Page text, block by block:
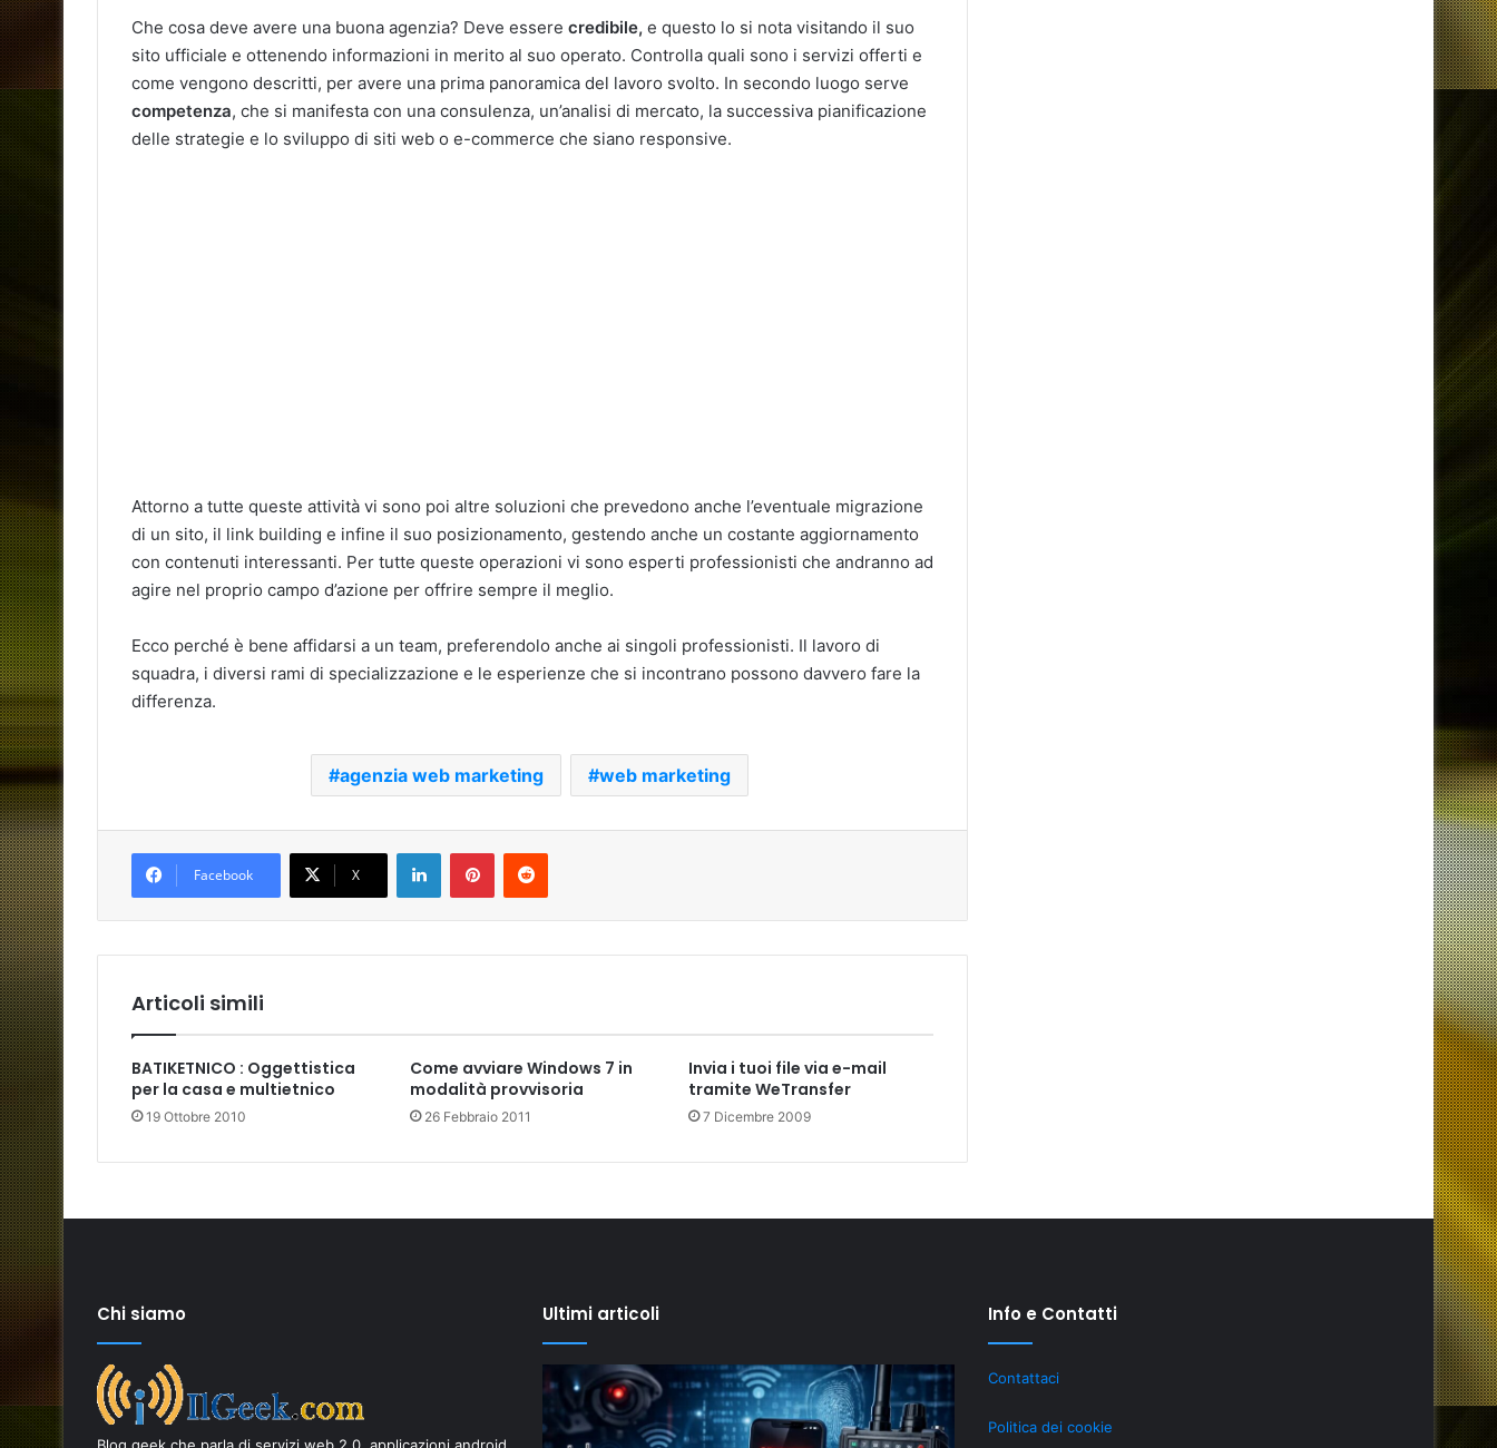
Che cosa deve avere una buona agenzia? Deve essere credibile, e questo lo si nota visitando il suo
sito ufficiale e ottenendo informazioni in merito al suo operato. Controlla quali sono i servizi offerti e
come vengono descritti, per avere una prima panoramica del lavoro svolto. In secondo luogo serve
competenza, che si manifesta con una consulenza, un’analisi di mercato, la successiva pianificazione
delle strategie e lo sviluppo di siti web o e-commerce che siano responsive.
Attorno a tutte queste attività vi sono poi altre soluzioni che prevedono anche l’eventuale migrazione
di un sito, il link building e infine il suo posizionamento, gestendo anche un costante aggiornamento
con contenuti interessanti. Per tutte queste operazioni vi sono esperti professionisti che andranno ad
agire nel proprio campo d’azione per offrire sempre il meglio.
Ecco perché è bene affidarsi a un team, preferendolo anche ai singoli professionisti. Il lavoro di
squadra, i diversi rami di specializzazione e le esperienze che si incontrano possono davvero fare la
differenza.
agenzia web marketing web marketing
Facebook X
LinkedInPinterestReddit
Articoli simili
BATIKETNICO : Oggettistica
per la casa e multietnico
19 Ottobre 2010
Come avviare Windows 7 in
modalità provvisoria
26 Febbraio 2011
Invia i tuoi file via e-mail
tramite WeTransfer
7 Dicembre 2009
Chi siamo
Blog geek che parla di servizi web 2.0, applicazioni android
Ultimi articoli
Come
scegliere
i
Privacy
Digitale:
Come
Il
“New
Info e Contatti
Contattaci
Politica dei cookie